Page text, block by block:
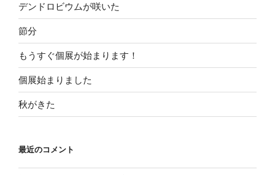
デンドロビウムが咲いた
節分
もうすぐ個展が始まります！
個展始まりました
秋がきた
最近のコメント